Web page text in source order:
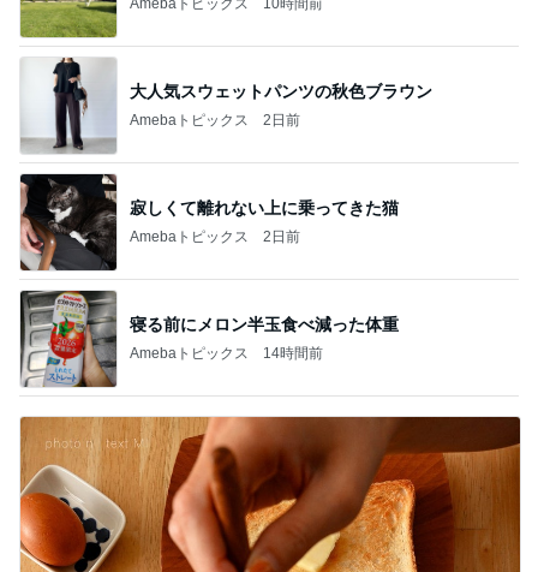
大人気スウェットパンツの秋色ブラウン
Amebaトピックス 2日前
寂しくて離れない上に乗ってきた猫
Amebaトピックス 2日前
寝る前にメロン半玉食べ減った体重
Amebaトピックス 14時間前